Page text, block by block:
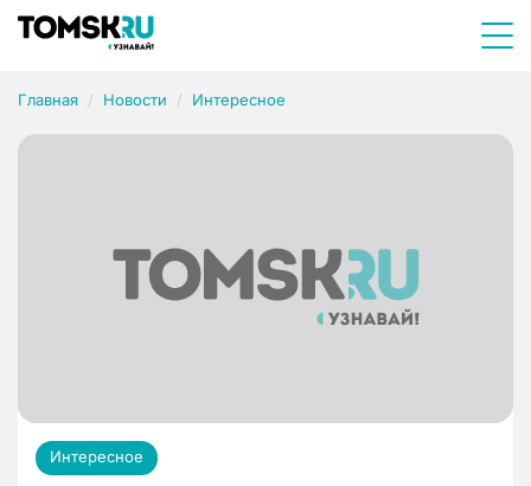
Главная Новости Интересное
Интересное